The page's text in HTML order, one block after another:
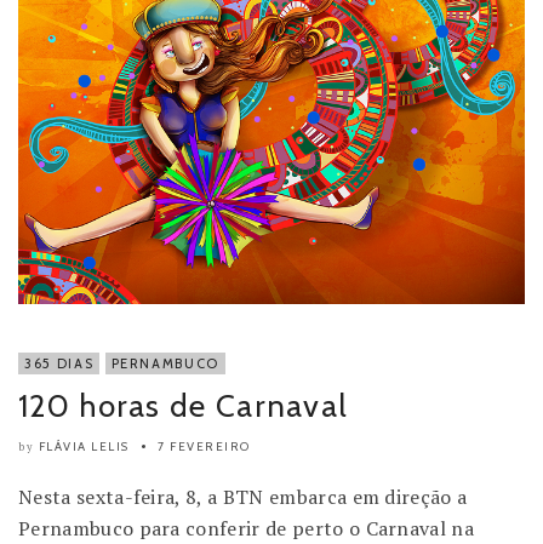
365 DIAS PERNAMBUCO
120 horas de Carnaval
by FLÁVIA LELIS 7 FEVEREIRO
Nesta sexta-feira, 8, a BTN embarca em direção a
Pernambuco para conferir de perto o Carnaval na